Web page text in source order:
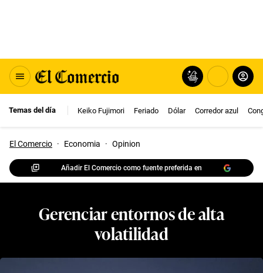
Temas del día Keiko Fujimori Feriado Dólar Corredor azul
El Comercio · Economia · Opinion
Añadir El Comercio como fuente preferida en
Gerenciar entornos de alta
volatilidad